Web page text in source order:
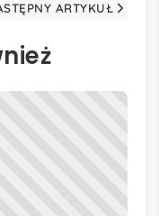
ARTYKUŁ